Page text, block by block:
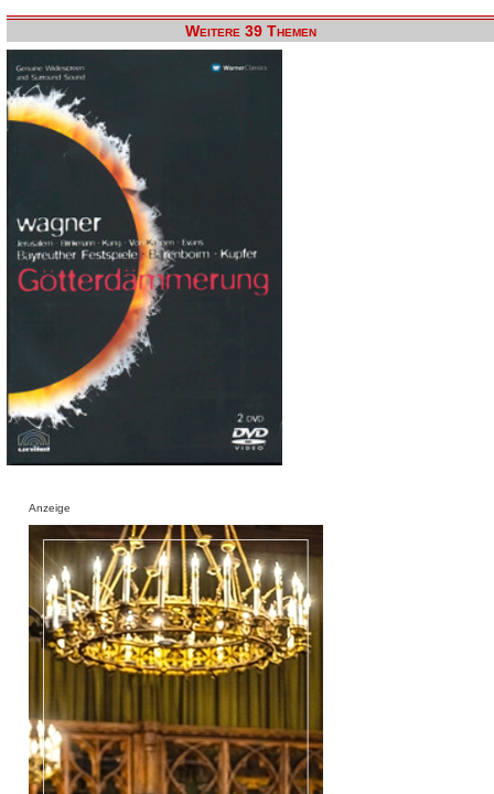
Weitere 39 Themen
Anzeige